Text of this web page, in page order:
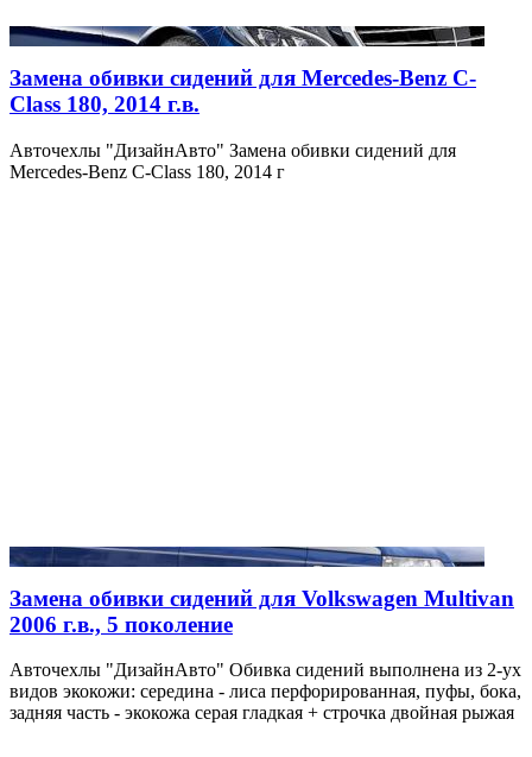
Замена обивки сидений для Mercedes-Benz C-
Class 180, 2014 г.в.
Авточехлы "ДизайнАвто" Замена обивки сидений для
Mercedes-Benz C-Class 180, 2014 г
Замена обивки сидений для Volkswagen Multivan
2006 г.в., 5 поколение
Авточехлы "ДизайнАвто" Обивка сидений выполнена из 2-ух
видов экокожи: середина - лиса перфорированная, пуфы, бока,
задняя часть - экокожа серая гладкая + строчка двойная рыжая